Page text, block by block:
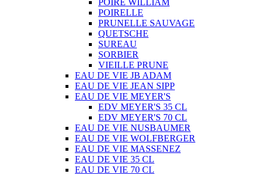
POIRELLE
PRUNELLE SAUVAGE
QUETSCHE
SUREAU
SORBIER
VIEILLE PRUNE
EAU DE VIE JB ADAM
EAU DE VIE JEAN SIPP
EAU DE VIE MEYER'S
EDV MEYER'S 35 CL
EDV MEYER'S 70 CL
EAU DE VIE NUSBAUMER
EAU DE VIE WOLFBERGER
EAU DE VIE MASSENEZ
EAU DE VIE 35 CL
EAU DE VIE 70 CL